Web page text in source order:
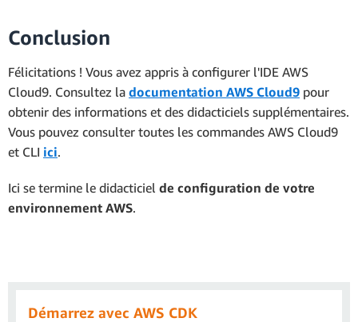
Conclusion
Félicitations ! Vous avez appris à configurer l'IDE AWS
Cloud9. Consultez la documentation AWS Cloud9 pour
obtenir des informations et des didacticiels supplémentaires.
Vous pouvez consulter toutes les commandes AWS Cloud9
et CLI ici.
Ici se termine le didacticiel de configuration de votre
environnement AWS.
Démarrez avec AWS CDK